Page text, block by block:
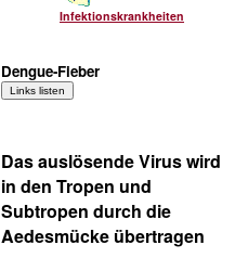
Infektionskrankheiten
Dengue-Fieber
Das auslösende Virus wird
in den Tropen und
Subtropen durch die
Aedesmücke übertragen